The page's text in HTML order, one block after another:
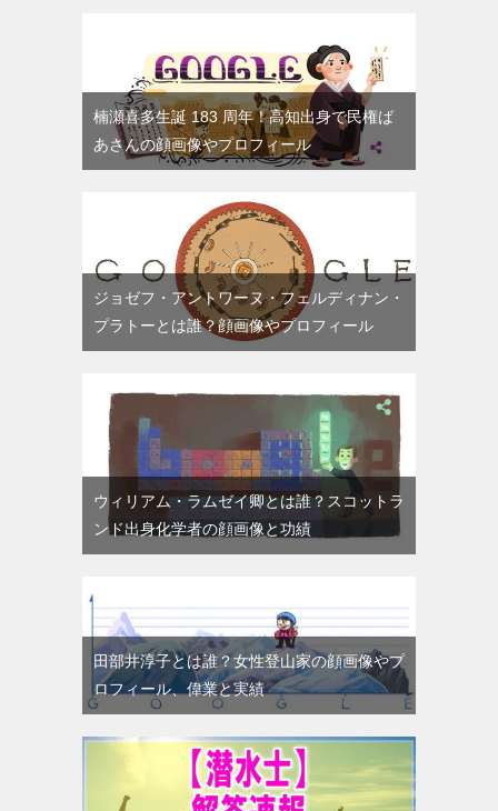
楠瀬喜多生誕 183 周年！高知出身で民権ば
あさんの顔画像やプロフィール
ジョゼフ・アントワーヌ・フェルディナン・
プラトーとは誰？顔画像やプロフィール
ウィリアム・ラムゼイ卿とは誰？スコットラ
ンド出身化学者の顔画像と功績
田部井淳子とは誰？女性登山家の顔画像やプ
ロフィール、偉業と実績